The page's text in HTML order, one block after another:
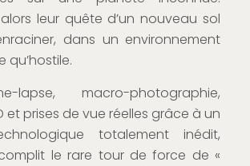
leur quête d’un nouveau sol
dans un environnement
qu’hostile.
lapse, macro-photographie,
et prises de vue réelles grâce à un
totalement inédit,
le rare tour de force de «